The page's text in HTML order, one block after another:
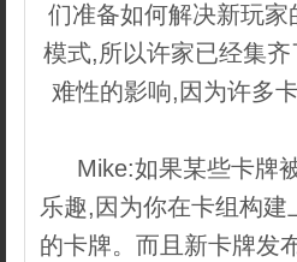
们准备如何解决新玩
模式,所以许家已经集
难性的影响,因为许多
Mike:如果某些卡牌
乐趣,因为你在卡组构
的卡牌。而且新卡牌发